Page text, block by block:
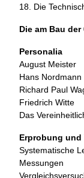
18. Die
Die am Bau
Personalia
August Meister
Hans Nordmann
Richard Paul
Friedrich Witte
Das
Erprobung und
Systematische
Messungen